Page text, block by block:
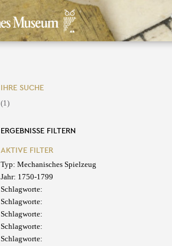
IHRE SUCHE
(1)
ERGEBNISSE FILTERN
AKTIVE FILTER
Typ: Mechanisches Spielzeug
Jahr: 1750-1799
Schlagworte:
Schlagworte:
Schlagworte:
Schlagworte:
Schlagworte: